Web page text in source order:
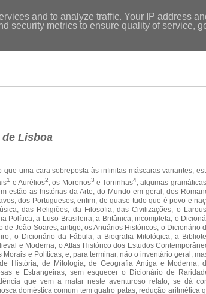
Lisboa
uma cara sobreposta às infinitas máscaras variantes,
1 e Aurélios2, os Morenos3 e Torrinhas4, algumas
estão as histórias da Arte, do Mundo em geral, dos
dos Portugueses, enfim, de quase tudo que é povo e
das Religiões, da Filosofia, das Civilizações, o
Política, a Luso-Brasileira, a Britânica, incompleta, o
João Soares, antigo, os Anuários Históricos, o Dicionário
o Dicionário da Fábula, a Biografia Mitológica, a
e Moderna, o Atlas Histórico dos Estudos
e Políticas, e, para terminar, não o inventário geral,
História, de Mitologia, de Geografia Antiga e Moderna,
e Estrangeiras, sem esquecer o Dicionário de
que vem a matar neste aventuroso relato, se dá
doméstica comum tem quatro patas, redução aritmética
and to analyze traffic. Your IP address
security metrics to ensure quality of service,